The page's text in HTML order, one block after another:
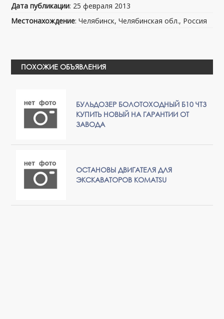
Дата публикации: 25 февраля 2013
Местонахождение: Челябинск, Челябинская обл., Россия
ПОХОЖИЕ ОБЪЯВЛЕНИЯ
БУЛЬДОЗЕР БОЛОТОХОДНЫЙ Б10 ЧТЗ
КУПИТЬ НОВЫЙ НА ГАРАНТИИ ОТ
ЗАВОДА
ОСТАНОВЫ ДВИГАТЕЛЯ ДЛЯ
ЭКСКАВАТОРОВ KOMATSU